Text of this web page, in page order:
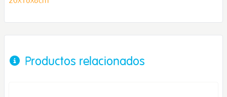
Productos relacionados